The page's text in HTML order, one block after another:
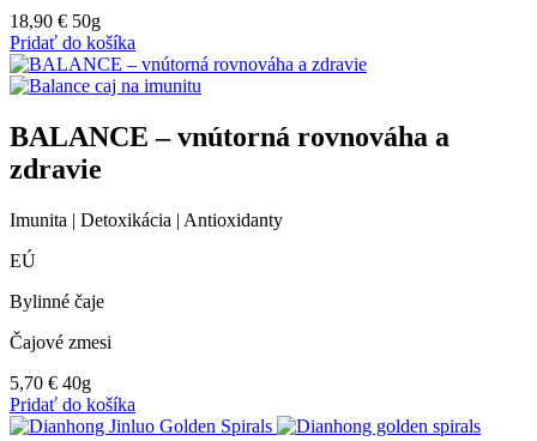
18,90 € 50g
Pridať do košíka
BALANCE – vnútorná rovnováha a
zdravie
Imunita | Detoxikácia | Antioxidanty
EÚ
Bylinné čaje
Čajové zmesi
5,70 € 40g
Pridať do košíka